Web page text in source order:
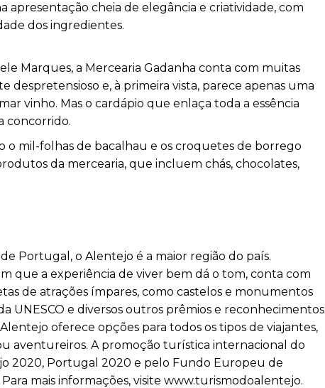
apresentação cheia de elegância e criatividade, com
dos ingredientes.
Marques, a Mercearia Gadanha conta com muitas
despretensioso e, à primeira vista, parece apenas uma
vinho. Mas o cardápio que enlaça toda a essência
concorrido.
o mil-folhas de bacalhau e os croquetes de borrego
da mercearia, que incluem chás, chocolates,
Portugal, o Alentejo é a maior região do país.
que a experiência de viver bem dá o tom, conta com
de atrações ímpares, como castelos e monumentos
UNESCO e diversos outros prêmios e reconhecimentos
oferece opções para todos os tipos de viajantes,
aventureiros. A promoção turística internacional do
2020, Portugal 2020 e pelo Fundo Europeu de
mais informações, visite www.turismodoalentejo.